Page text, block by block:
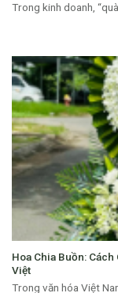
Trong kinh doanh,
Hoa Chia Buồn:
Việt
Trong văn hóa Việt